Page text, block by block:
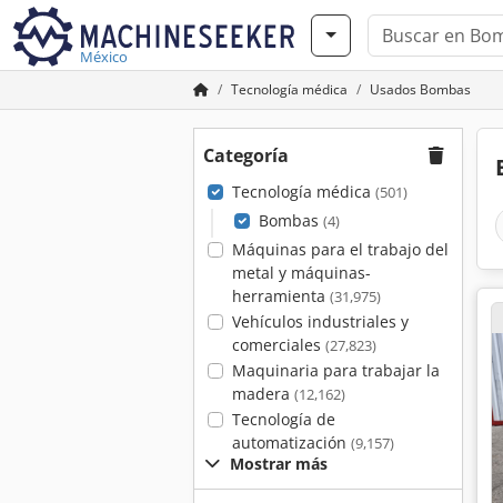
México
Tecnología médica Usados Bombas
Categoría
Tecnología médica (501)
Bombas (4)
Máquinas para el trabajo del
metal y máquinas-
herramienta (31,975)
Vehículos industriales y
comerciales (27,823)
Maquinaria para trabajar la
madera (12,162)
Tecnología de
automatización (9,157)
Mostrar más